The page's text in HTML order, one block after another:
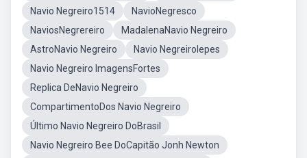
Navio Negreiro1514
NavioNegresco
NaviosNegrereiro
MadalenaNavio Negreiro
AstroNavio Negreiro
Navio NegreiroIepes
Navio Negreiro ImagensFortes
Replica DeNavio Negreiro
CompartimentoDos Navio Negreiro
Último Navio Negreiro DoBrasil
Navio Negreiro Bee DoCapitão Jonh Newton